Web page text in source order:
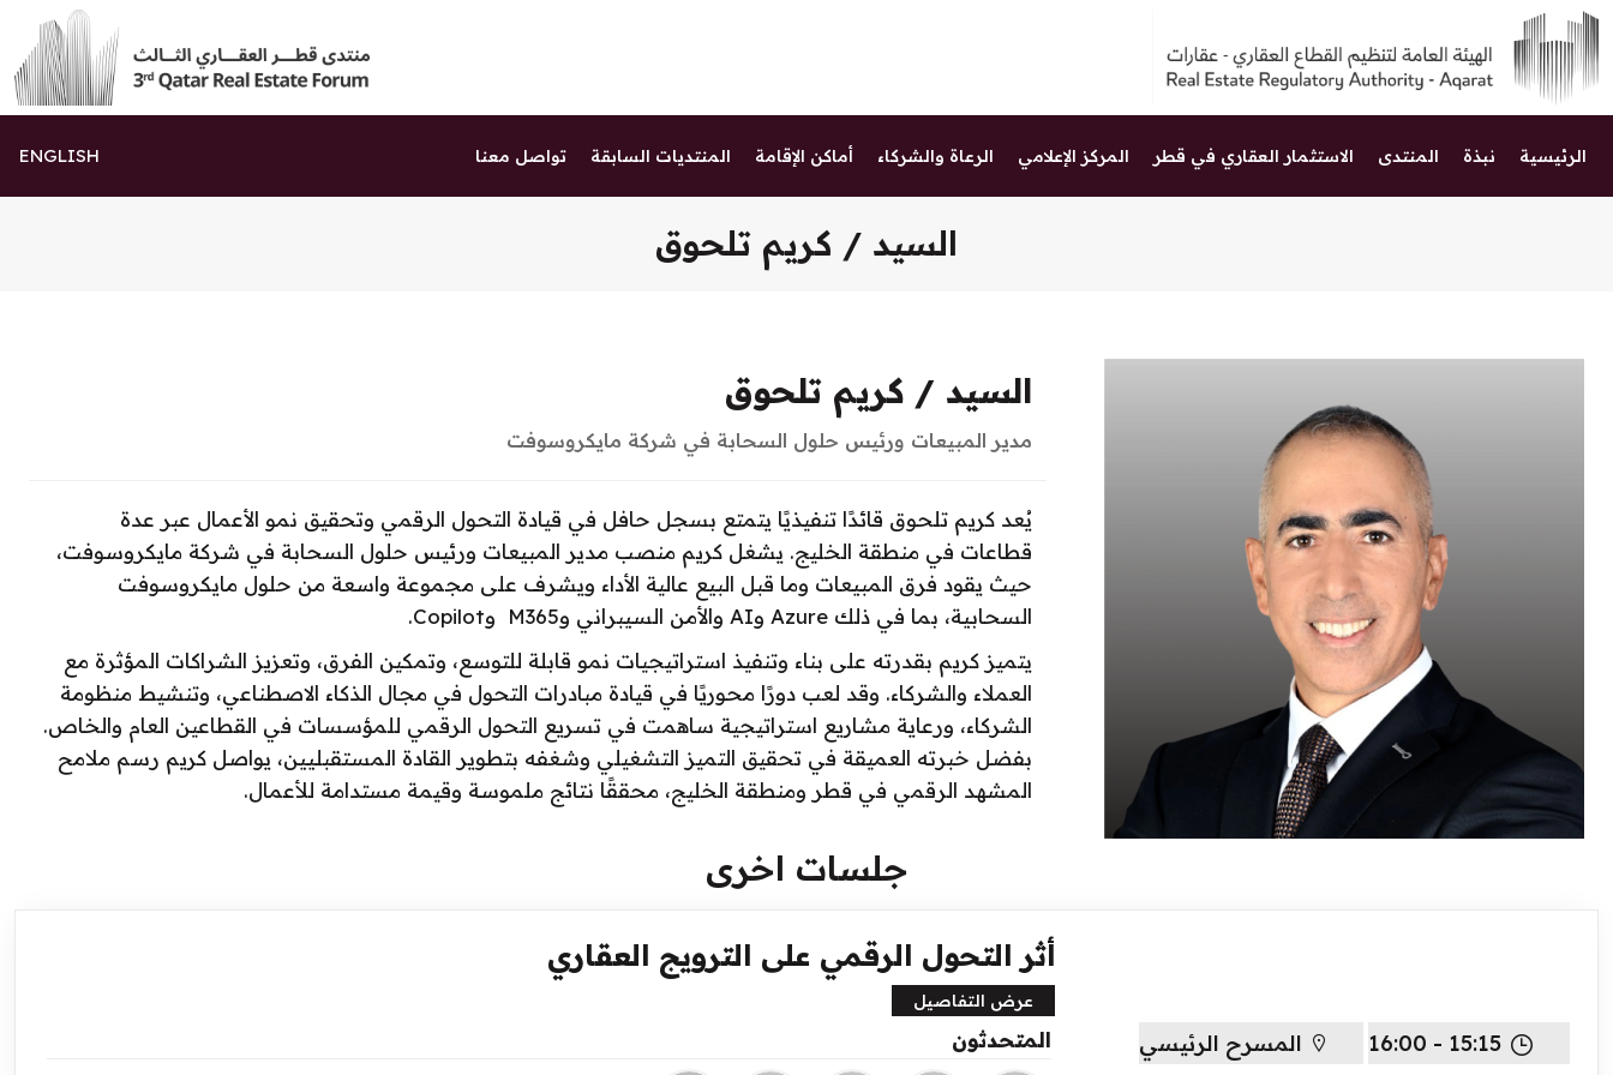
الرئيسية نبذة المنتدى الاستثمار العقاري في قطر المركز الإعلامي الرعاة والشركاء أماكن الإقامة المنتديات السابقة تواصل معنا ENGLISH
السيد / كريم تلحوق
السيد / كريم تلحوق
مدير المبيعات ورئيس حلول السحابة في شركة مايكروسوفت
يُعد كريم تلحوق قائدًا تنفيذيًا يتمتع بسجل حافل في قيادة التحول الرقمي وتحقيق نمو الأعمال عبر عدة
قطاعات في منطقة الخليج. يشغل كريم منصب مدير المبيعات ورئيس حلول السحابة في شركة مايكروسوفت،
حيث يقود فرق المبيعات وما قبل البيع عالية الأداء ويشرف على مجموعة واسعة من حلول مايكروسوفت
السحابية، بما في ذلك Azure وAI والأمن السيبراني وM365 وCopilot.
يتميز كريم بقدرته على بناء وتنفيذ استراتيجيات نمو قابلة للتوسع، وتمكين الفرق، وتعزيز الشراكات المؤثرة مع
العملاء والشركاء. وقد لعب دورًا محوريًا في قيادة مبادرات التحول في مجال الذكاء الاصطناعي، وتنشيط منظومة
الشركاء، ورعاية مشاريع استراتيجية ساهمت في تسريع التحول الرقمي للمؤسسات في القطاعين العام والخاص.
بفضل خبرته العميقة في تحقيق التميز التشغيلي وشغفه بتطوير القادة المستقبليين، يواصل كريم رسم ملامح
المشهد الرقمي في قطر ومنطقة الخليج، محققًا نتائج ملموسة وقيمة مستدامة للأعمال.
جلسات اخرى
المسرح الرئيسي
أثر التحول الرقمي على الترويج العقاري
عرض التفاصيل
المتحدثون